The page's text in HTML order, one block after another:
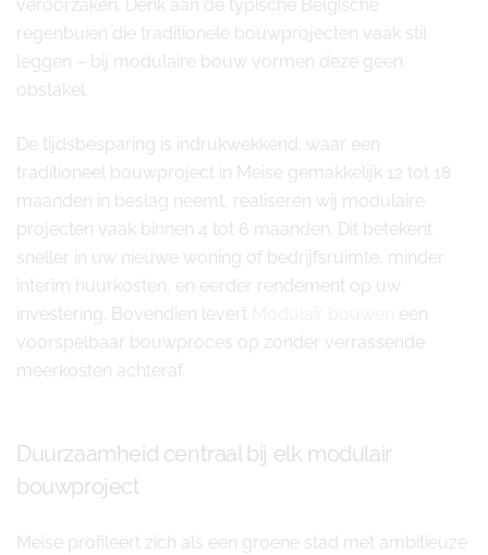
veroorzaken. Denk aan de typische Belgische
regenbuien die traditionele bouwprojecten vaak stil
leggen – bij modulaire bouw vormen deze geen
obstakel.
De tijdsbesparing is indrukwekkend: waar een
traditioneel bouwproject in Meise gemakkelijk 12 tot 18
maanden in beslag neemt, realiseren wij modulaire
projecten vaak binnen 4 tot 6 maanden. Dit betekent
sneller in uw nieuwe woning of bedrijfsruimte, minder
interim huurkosten, en eerder rendement op uw
investering. Bovendien levert Modulair bouwen een
voorspelbaar bouwproces op zonder verrassende
meerkosten achteraf.
Duurzaamheid centraal bij elk modulair
bouwproject
Meise profileert zich als een groene stad met ambitieuze